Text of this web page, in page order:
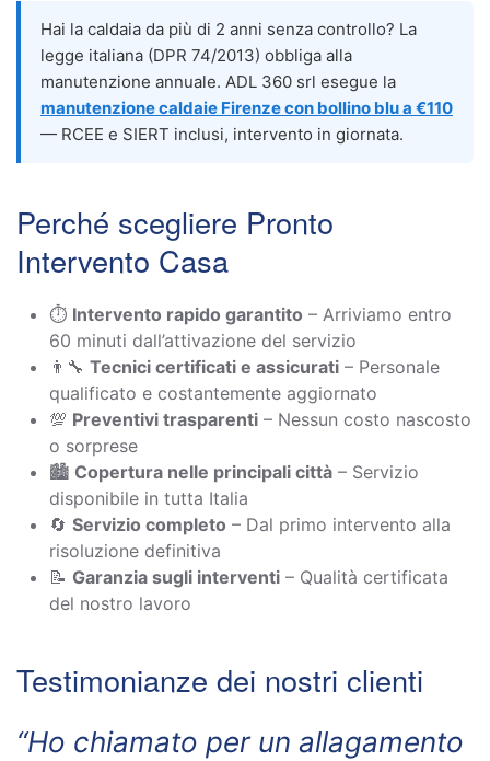
Hai la caldaia da più di 2 anni senza controllo? La
legge italiana (DPR 74/2013) obbliga alla
manutenzione annuale. ADL 360 srl esegue la
manutenzione caldaie Firenze con bollino blu a €110
— RCEE e SIERT inclusi, intervento in giornata.
Perché scegliere Pronto
Intervento Casa
⏱️ Intervento rapido garantito – Arriviamo entro
60 minuti dall’attivazione del servizio
👨‍🔧 Tecnici certificati e assicurati – Personale
qualificato e costantemente aggiornato
💯 Preventivi trasparenti – Nessun costo nascosto
o sorprese
🏙️ Copertura nelle principali città – Servizio
disponibile in tutta Italia
🔄 Servizio completo – Dal primo intervento alla
risoluzione definitiva
📝 Garanzia sugli interventi – Qualità certificata
del nostro lavoro
Testimonianze dei nostri clienti
“Ho chiamato per un allagamento